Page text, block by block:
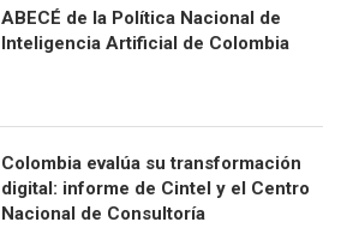
ABECÉ de la Política Nacional de
Inteligencia Artificial de Colombia
Colombia evalúa su transformación
digital: informe de Cintel y el Centro
Nacional de Consultoría